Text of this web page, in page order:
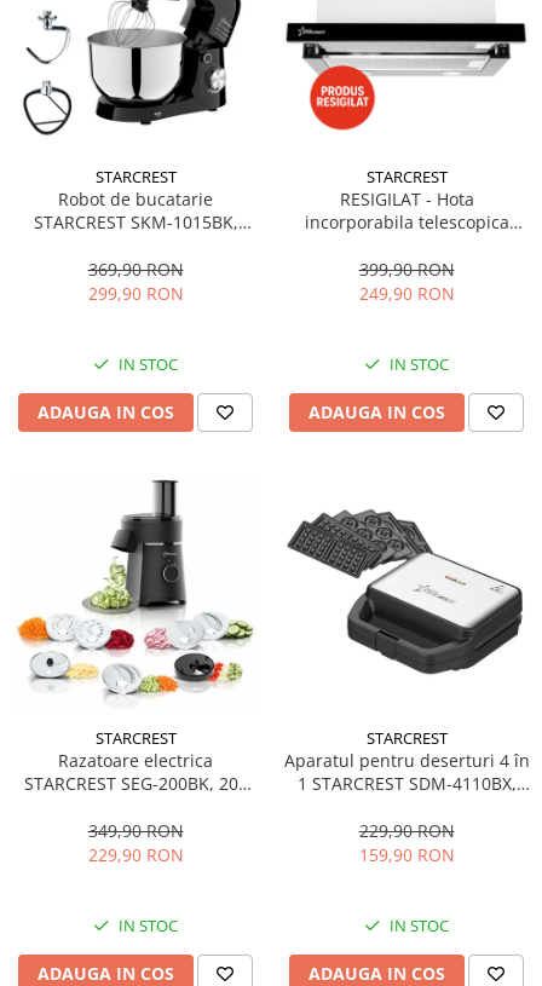
STARCREST
Robot de bucatarie
STARCREST SKM-1015BK,
Accesorii, 10 Viteze + Pulse,
Negru
369,90 RON
299,90 RON
IN STOC
ADAUGA IN COS
STARCREST
RESIGILAT - Hota
incorporabila telescopica
Putere de absorbtie 550 m3/h,
1 Motor, 2 Trepte putere, 60
399,90 RON
249,90 RON
IN STOC
ADAUGA IN COS
STARCREST
Razatoare electrica
STARCREST SEG-200BK, 200
349,90 RON
229,90 RON
IN STOC
ADAUGA IN COS
STARCREST
Aparatul pentru deserturi 4 în
1 STARCREST SDM-4110BX,
invelis ceramic pentru vafe,
nuci, gogosi si smile
229,90 RON
159,90 RON
IN STOC
ADAUGA IN COS